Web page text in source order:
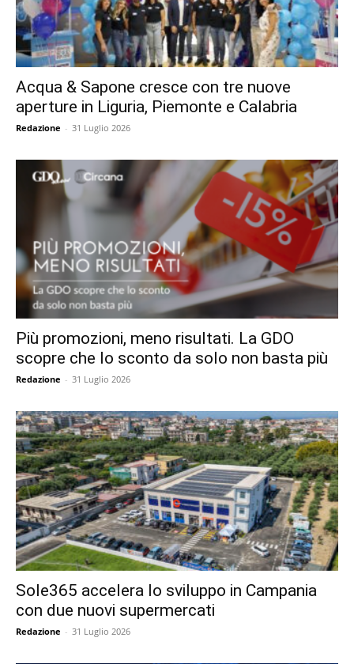
Acqua & Sapone cresce con tre nuove
aperture in Liguria, Piemonte e Calabria
Redazione - 31 Luglio 2026
Più promozioni, meno risultati. La GDO
scopre che lo sconto da solo non basta più
Redazione - 31 Luglio 2026
Sole365 accelera lo sviluppo in Campania
con due nuovi supermercati
Redazione - 31 Luglio 2026